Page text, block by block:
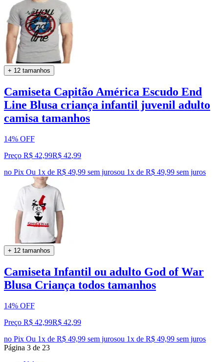
+ 12 tamanhos
Camiseta Capitão América Escudo End
Line Blusa criança infantil juvenil adulto
camisa tamanhos
14% OFF
Preço R$ 42,99R$ 42,99
no Pix Ou 1x de R$ 49,99 sem jurosou 1x de R$ 49,99 sem juros
+ 12 tamanhos
Camiseta Infantil ou adulto God of War
Blusa Criança todos tamanhos
14% OFF
Preço R$ 42,99R$ 42,99
no Pix Ou 1x de R$ 49,99 sem jurosou 1x de R$ 49,99 sem juros
Página 3 de 23